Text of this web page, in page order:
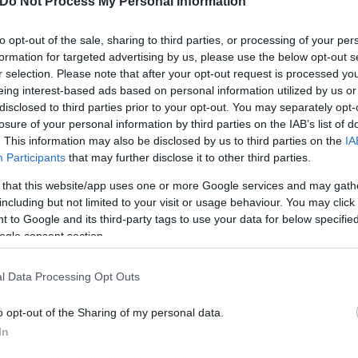
opt-out of the sale, sharing to third parties, or processing of your
for targeted advertising by us, please use the below opt-out
selection. Please note that after your opt-out request is processed
interest-based ads based on personal information utilized by us
to third parties prior to your opt-out. You may separately
of your personal information by third parties on the IAB’s list of
This information may also be disclosed by us to third parties on the
Participants that may further disclose it to other third parties.
that this website/app uses one or more Google services and may
but not limited to your visit or usage behaviour. You may
to Google and its third-party tags to use your data for below
consent section.
Data Processing Opt Outs
opt-out of the Sharing of my personal data.
απροστάτευτη, καθώς ο εμβολιασμός με την
η Πολιτεία να ανακοινώσει το πρόγραμμα
το χρειάζονται και αυτό να ισχύσει από τον
εμβολίου.
Flash.grστην αναζήτηση τηςGoogle